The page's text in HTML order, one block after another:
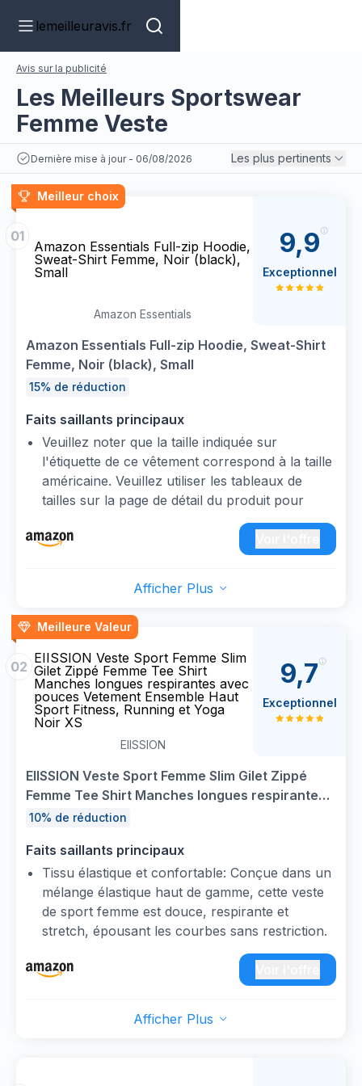
lemeilleuravis.fr
Avis sur la publicité
Les Meilleurs Sportswear
Femme Veste
Dernière mise à jour - 06/08/2026 Les plus pertinents
Meilleur choix
01
Amazon Essentials Full-zip Hoodie,
Sweat-Shirt Femme, Noir (black),
Small
Amazon Essentials
Amazon Essentials Full-zip Hoodie, Sweat-Shirt
Femme, Noir (black), Small
15% de réduction
Faits saillants principaux
Veuillez noter que la taille indiquée sur
l'étiquette de ce vêtement correspond à la taille
américaine. Veuillez utiliser les tableaux de
tailles sur la page de détail du produit pour
Une marque Amazon
Polaire en tissu bouclette doux et confortable
9,9
Exceptionnel
Afficher Plus
Meilleure Valeur
02
EIISSION Veste Sport Femme Slim
Gilet Zippé Femme Tee Shirt
Manches longues respirantes avec
pouces Vetement Ensemble Haut
Sport Fitness, Running et Yoga
Noir XS
EIISSION
EIISSION Veste Sport Femme Slim Gilet Zippé
Femme Tee Shirt Manches longues respirantes
avec pouces Vetement Ensemble Haut Sport
10% de réduction
Faits saillants principaux
Tissu élastique et confortable: Conçue dans un
mélange élastique haut de gamme, cette veste
de sport femme est douce, respirante et
stretch, épousant les courbes sans restriction.
Son excellente absorption d'humidité en fait un
haut sport femme fitness parfait pour le
quotidien et les activités sportives légères,
Résistante et inusable: Grâce à une couture
9,7
Exceptionnel
Afficher Plus